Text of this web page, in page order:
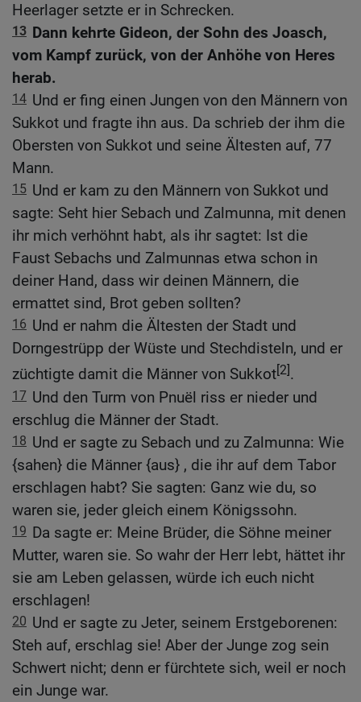
Heerlager setzte er in Schrecken.
13 Dann kehrte Gideon, der Sohn des Joasch,
vom Kampf zurück, von der Anhöhe von Heres
herab.
14 Und er fing einen Jungen von den Männern von
Sukkot und fragte ihn aus. Da schrieb der ihm die
Obersten von Sukkot und seine Ältesten auf, 77
Mann.
15 Und er kam zu den Männern von Sukkot und
sagte: Seht hier Sebach und Zalmunna, mit denen
ihr mich verhöhnt habt, als ihr sagtet: Ist die
Faust Sebachs und Zalmunnas etwa schon in
deiner Hand, dass wir deinen Männern, die
ermattet sind, Brot geben sollten?
16 Und er nahm die Ältesten der Stadt und
Dorngestrüpp der Wüste und Stechdisteln, und er
züchtigte damit die Männer von Sukkot[2].
17 Und den Turm von Pnuël riss er nieder und
erschlug die Männer der Stadt.
18 Und er sagte zu Sebach und zu Zalmunna: Wie
{sahen} die Männer {aus} , die ihr auf dem Tabor
erschlagen habt? Sie sagten: Ganz wie du, so
waren sie, jeder gleich einem Königssohn.
19 Da sagte er: Meine Brüder, die Söhne meiner
Mutter, waren sie. So wahr der Herr lebt, hättet ihr
sie am Leben gelassen, würde ich euch nicht
erschlagen!
20 Und er sagte zu Jeter, seinem Erstgeborenen:
Steh auf, erschlag sie! Aber der Junge zog sein
Schwert nicht; denn er fürchtete sich, weil er noch
ein Junge war.